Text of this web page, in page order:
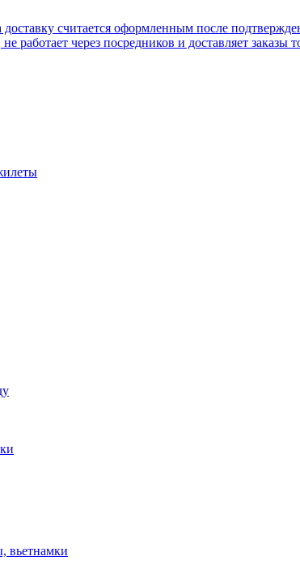
считается оформленным после
работает через посредников и доставляет
вьетнамки